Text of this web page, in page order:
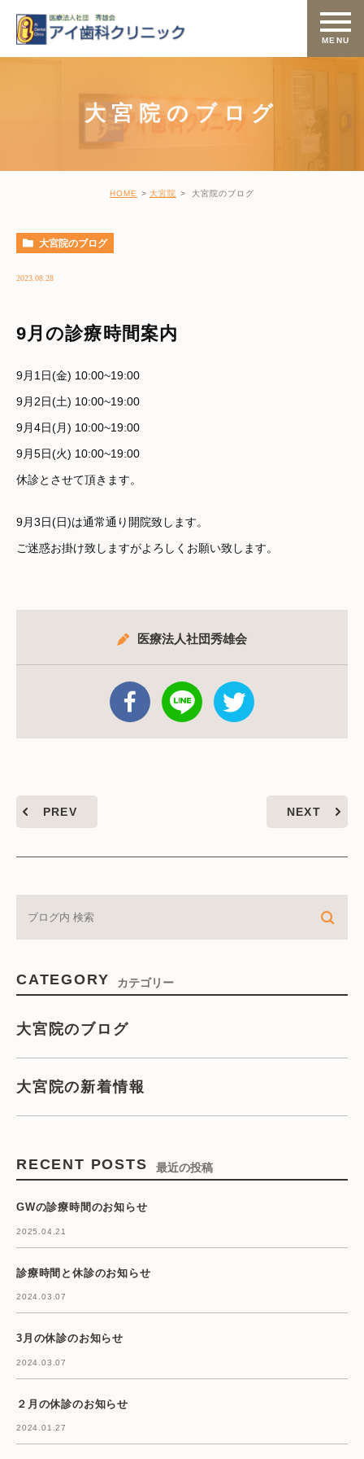
大宮院のブログ
HOME 大宮院 大宮院のブログ
大宮院のブログ
2023.08.28
9月の診療時間案内
9月1日(金) 10:00~19:00
9月2日(土) 10:00~19:00
9月4日(月) 10:00~19:00
9月5日(火) 10:00~19:00
休診とさせて頂きます。
9月3日(日)は通常通り開院致します。
ご迷惑お掛け致しますがよろしくお願い致します。
医療法人社団秀雄会
PREV NEXT
CATEGORY カテゴリー
大宮院のブログ
大宮院の新着情報
RECENT POSTS 最近の投稿
GWの診療時間のお知らせ
2025.04.21
診療時間と休診のお知らせ
2024.03.07
3月の休診のお知らせ
2024.03.07
２月の休診のお知らせ
2024.01.27